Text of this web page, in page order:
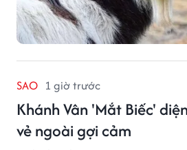
SAO 1 giờ trước
Khánh Vân 'Mắt Biếc'
vẻ ngoài gợi cảm